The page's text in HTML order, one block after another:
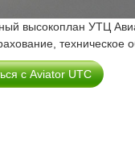
высокоплан УТЦ
техническое
с Aviator UTC